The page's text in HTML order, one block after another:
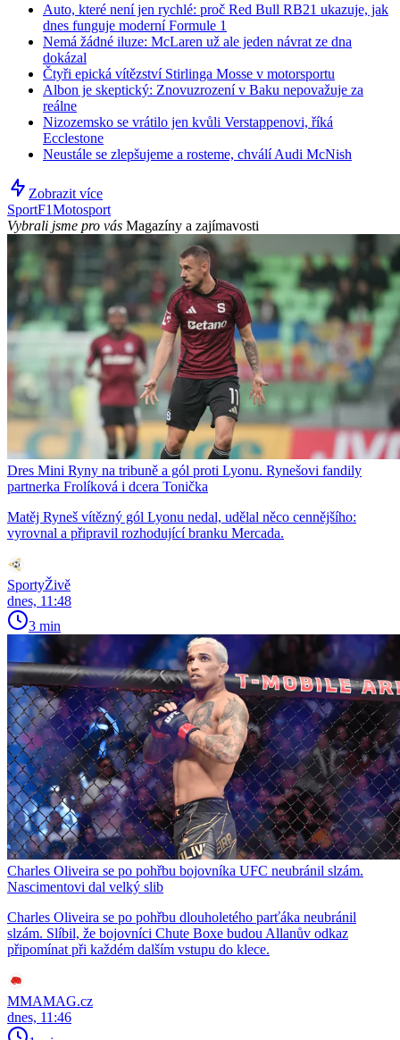
Auto, které není jen rychlé: proč Red Bull RB21 ukazuje, jak
dnes funguje moderní Formule 1
Nemá žádné iluze: McLaren už ale jeden návrat ze dna
dokázal
Čtyři epická vítězství Stirlinga Mosse v motorsportu
Albon je skeptický: Znovuzrození v Baku nepovažuje za
reálne
Nizozemsko se vrátilo jen kvůli Verstappenovi, říká
Ecclestone
Neustále se zlepšujeme a rosteme, chválí Audi McNish
Zobrazit více
SportF1Motosport
Vybrali jsme pro vás Magazíny a zajímavosti
Dres Mini Ryny na tribuně a gól proti Lyonu. Rynešovi fandily
partnerka Frolíková i dcera Tonička
Matěj Ryneš vítězný gól Lyonu nedal, udělal něco cennějšího:
vyrovnal a připravil rozhodující branku Mercada.
SportyŽivě
dnes, 11:48
3 min
Charles Oliveira se po pohřbu bojovníka UFC neubránil slzám.
Nascimentovi dal velký slib
Charles Oliveira se po pohřbu dlouholetého parťáka neubránil
slzám. Slíbil, že bojovníci Chute Boxe budou Allanův odkaz
připomínat při každém dalším vstupu do klece.
MMAMAG.cz
dnes, 11:46